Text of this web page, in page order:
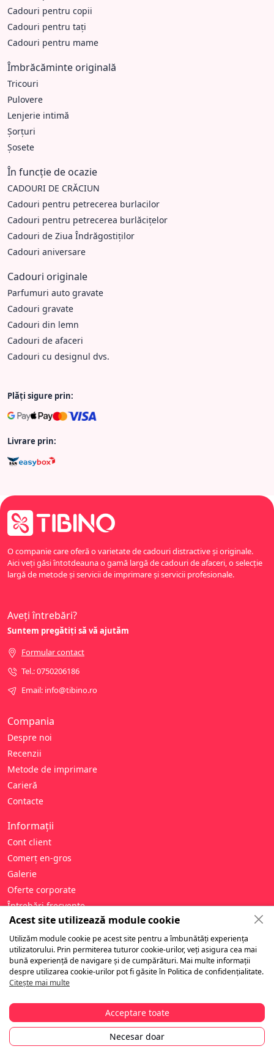
Cadouri pentru copii
Cadouri pentru tați
Cadouri pentru mame
Îmbrăcăminte originală
Tricouri
Pulovere
Lenjerie intimă
Șorțuri
Șosete
În funcție de ocazie
CADOURI DE CRĂCIUN
Cadouri pentru petrecerea burlacilor
Cadouri pentru petrecerea burlăcițelor
Cadouri de Ziua Îndrăgostiților
Cadouri aniversare
Cadouri originale
Parfumuri auto gravate
Cadouri gravate
Cadouri din lemn
Cadouri de afaceri
Cadouri cu designul dvs.
Plăți sigure prin:
Livrare prin:
O companie care oferă o varietate de cadouri distractive și originale.
Aici veți găsi întotdeauna o gamă largă de cadouri de afaceri, o selecție
largă de metode și servicii de imprimare și servicii profesionale.
Compania
Despre noi
Recenzii
Metode de imprimare
Carieră
Contacte
Informații
Cont client
Comerț en-gros
Galerie
Oferte corporate
Întrebări frecvente
Politica de confidențialitate
Termeni și condiții
Garanție și retururi
Plată
Aveți întrebări?
Suntem pregătiți să vă ajutăm
Formular contact
Tel.: 0750206186
Email: info@tibino.ro
© 2010-2026 Tibino.ro. Toate drepturile rezervate.
Acest site utilizează module cookie
Utilizăm module cookie pe acest site pentru a îmbunătăți experiența
utilizatorului. Prin permiterea tuturor cookie-urilor, veți asigura cea mai
bună experiență de navigare și de cumpărături. Mai multe informații
despre utilizarea cookie-urilor pot fi găsite în Politica de confidențialitate.
Citește mai multe
Acceptare toate
Necesar doar